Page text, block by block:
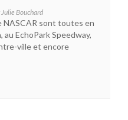
Julie Bouchard
NASCAR sont toutes en
EchoPark Speedway,
ville et encore